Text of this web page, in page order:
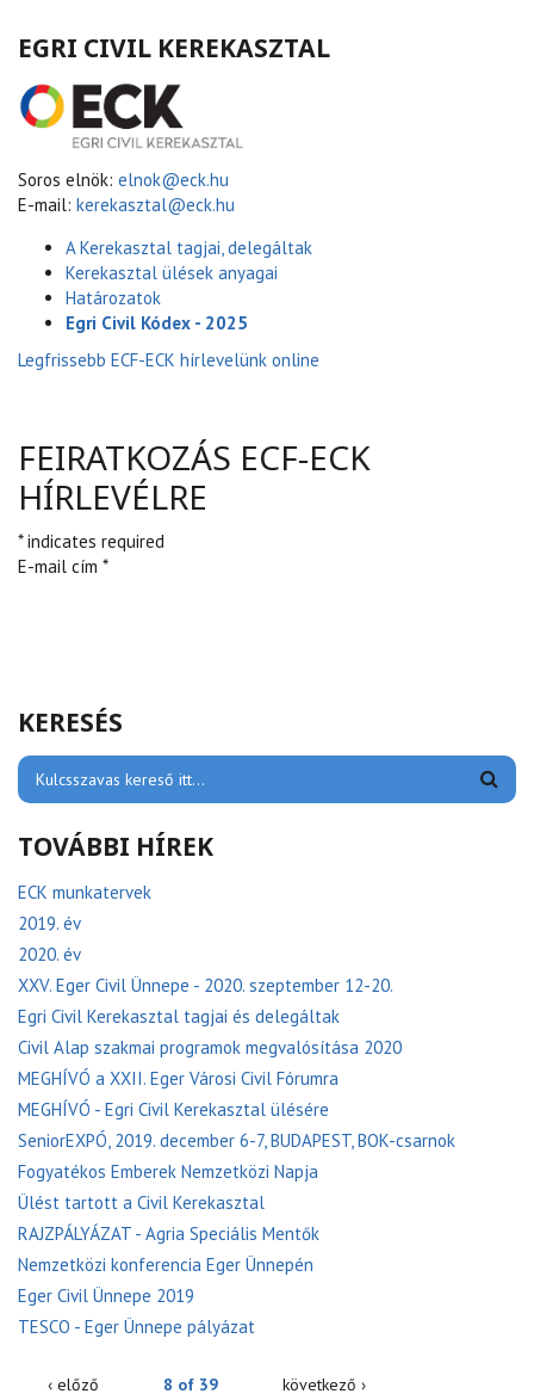
EGRI CIVIL KEREKASZTAL
Soros elnök: elnok@eck.hu
E-mail: kerekasztal@eck.hu
A Kerekasztal tagjai, delegáltak
Kerekasztal ülések anyagai
Határozatok
Egri Civil Kódex - 2025
Legfrissebb ECF-ECK hírlevelünk online
FEIRATKOZÁS ECF-ECK
HÍRLEVÉLRE
* indicates required
E-mail cím *
KERESÉS
TOVÁBBI HÍREK
ECK munkatervek
2019. év
2020. év
XXV. Eger Civil Ünnepe - 2020. szeptember 12-20.
Egri Civil Kerekasztal tagjai és delegáltak
Civil Alap szakmai programok megvalósítása 2020
MEGHÍVÓ a XXII. Eger Városi Civil Fórumra
MEGHÍVÓ - Egri Civil Kerekasztal ülésére
SeniorEXPÓ, 2019. december 6-7, BUDAPEST, BOK-csarnok
Fogyatékos Emberek Nemzetközi Napja
Ülést tartott a Civil Kerekasztal
RAJZPÁLYÁZAT - Agria Speciális Mentők
Nemzetközi konferencia Eger Ünnepén
Eger Civil Ünnepe 2019
TESCO - Eger Ünnepe pályázat
‹ előző 8 of 39 következő ›